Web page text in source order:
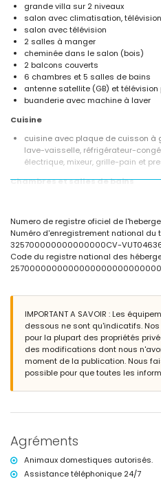
grande villa sur 2 niveaux
salon avec climatisation,
salon avec télévision
2 salles à manger
cheminée dans le salon (bois)
2 balcons couverts
6 chambres et 5 salles de bains
antenne satellite (GB) et télévision
buanderie avec machine à laver
Cuisine
cuisine avec plaque de cuisson à
lave-vaisselle, réfrigérateur-
électrique, mixeur, grille-pain et
Chambres et salles de bains
chambre avec 2 lits simples (1
190 x 80 cm) et lit superposé
chambre avec climatisation, lit
chambre avec lit double (mesurant
chambre avec climatisation, 2 lits
salle de bains en suite avec
salle de bains avec lavabo
bidet et toilettes
3 salles de bains chacune avec
Extérieur de la villa
grand terrain clôturé
piscine privée mesurant 12m x 6m
2 terrasses couvertes
espace salon extérieur et espace
2 places de parking couvertes
Informations supplémentaires
Numero de registre oficiel de
Numéro d'enregistrement national du
325700000000000000CV-
Code du registre national des
IMPORTANT A SAVOIR : Les
dessous ne sont qu'indicatifs.
pour la plupart des propriétés
des modifications dont nous
moment de la publication. Nous
possible pour que toutes les
Agréments
Animaux domestiques autorisés.
Assistance téléphonique 24/7